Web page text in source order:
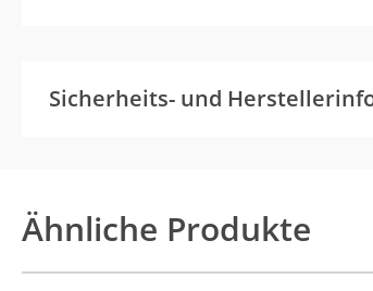
Sicherheits- und
Ähnliche Produkte